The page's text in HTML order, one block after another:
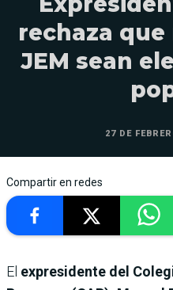
rechaza
JEM sean
27 DE
Compartir en redes
El expresidente del